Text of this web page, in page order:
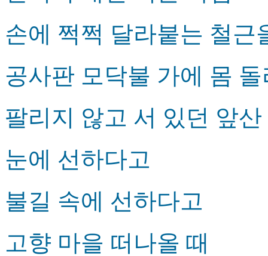
손에 쩍쩍 달라붙는 철근
공사판 모닥불 가에 몸
팔리지 않고 서 있던 앞
눈에 선하다고
불길 속에 선하다고
고향 마을 떠나올 때